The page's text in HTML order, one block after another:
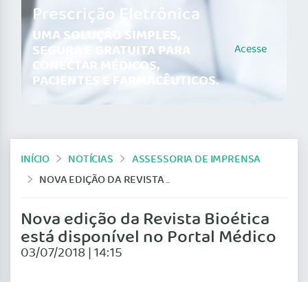
Prescrição Eletrônica
UMA SOLUÇÃO SIMPLES,
SEGURA E GRATUITA PARA
CONECTAR MÉDICOS,
PACIENTES E FARMACÊUTICOS.
Acesse
INÍCIO NOTÍCIAS
ASSESSORIA DE IMPRENSA
NOVA EDIÇÃO DA REVISTA BIOÉTICA ESTÁ DISPONÍVEL NO PORTAL MÉDICO
Nova edição da Revista Bioética
está disponível no Portal Médico
03/07/2018 | 14:15